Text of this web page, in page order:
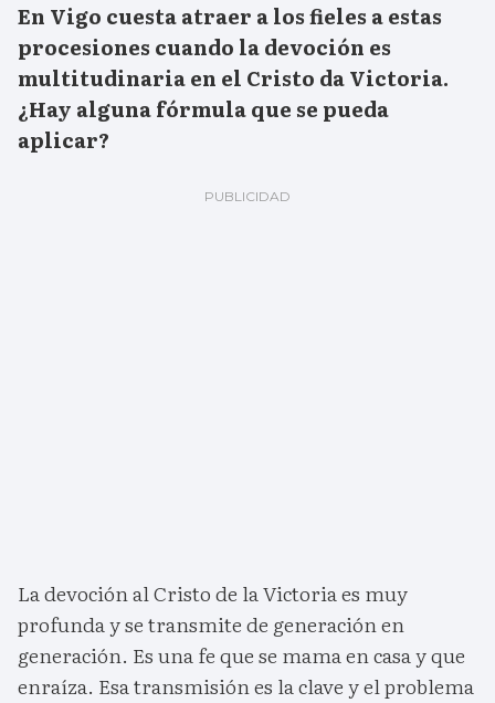
En Vigo cuesta atraer a los fieles a estas
procesiones cuando la devoción es
multitudinaria en el Cristo da Victoria.
¿Hay alguna fórmula que se pueda
aplicar?
La devoción al Cristo de la Victoria es muy
profunda y se transmite de generación en
generación. Es una fe que se mama en casa y que
enraíza. Esa transmisión es la clave y el problema